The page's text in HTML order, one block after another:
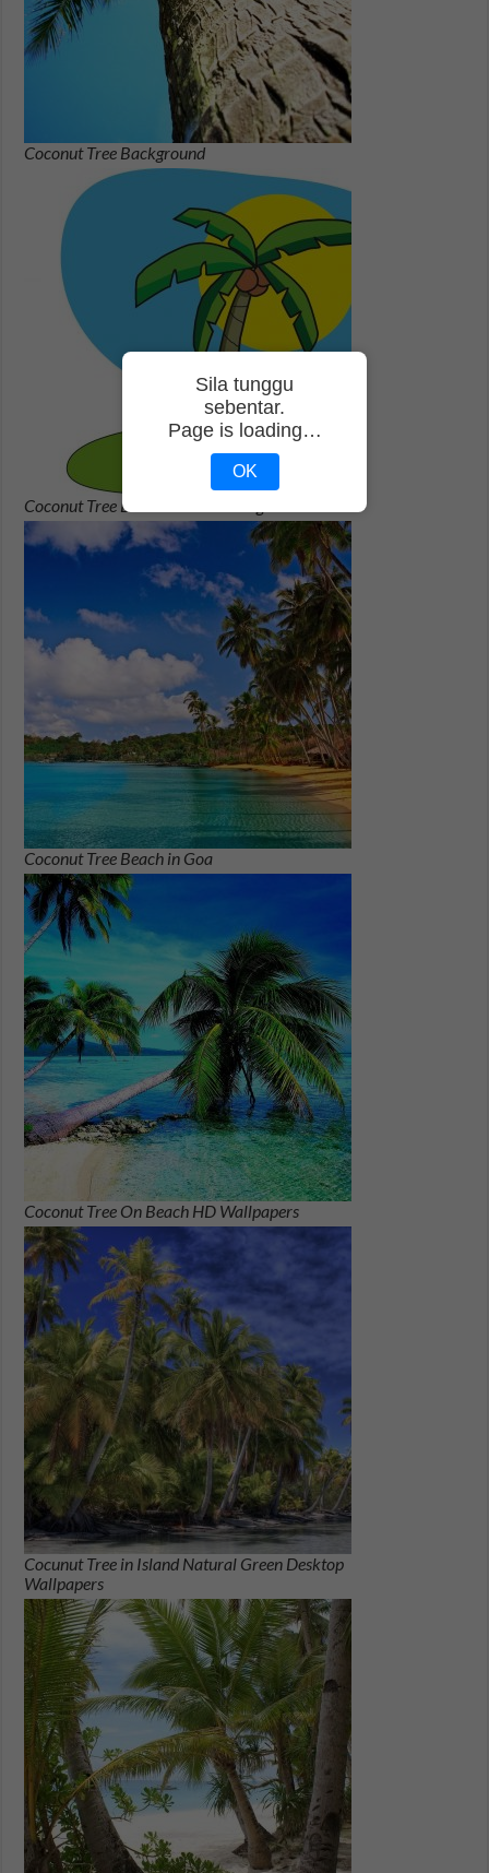
Coconut Tree Background
Coconut Tree Beach Cartoon Images
Coconut Tree Beach in Goa
Coconut Tree On Beach HD Wallpapers
Cocunut Tree in Island Natural Green Desktop
Wallpapers
Sila tunggu
sebentar.
Page is loading…
OK